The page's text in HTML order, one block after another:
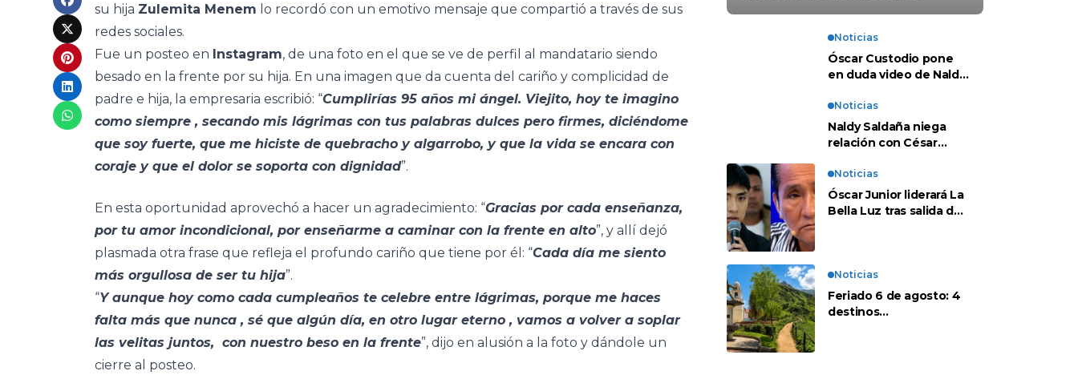
su hija Zulemita Menem lo recordó con un emotivo mensaje que compartió a través de sus
redes sociales.
Fue un posteo en Instagram, de una foto en el que se ve de perfil al mandatario siendo
besado en la frente por su hija. En una imagen que da cuenta del cariño y complicidad de
padre e hija, la empresaria escribió: “Cumplirías 95 años mi ángel. Viejito, hoy te imagino
como siempre , secando mis lágrimas con tus palabras dulces pero firmes, diciéndome
que soy fuerte, que me hiciste de quebracho y algarrobo, y que la vida se encara con
coraje y que el dolor se soporta con dignidad”.
En esta oportunidad aprovechó a hacer un agradecimiento: “Gracias por cada enseñanza,
por tu amor incondicional, por enseñarme a caminar con la frente en alto”, y allí dejó
plasmada otra frase que refleja el profundo cariño que tiene por él: “Cada día me siento
más orgullosa de ser tu hija”.
“Y aunque hoy como cada cumpleaños te celebre entre lágrimas, porque me haces
falta más que nunca , sé que algún día, en otro lugar eterno , vamos a volver a soplar
las velitas juntos, con nuestro beso en la frente”, dijo en alusión a la foto y dándole un
cierre al posteo.
Noticias
Óscar Custodio pone
en duda video de Naldy
que de repente se han
editado”
Noticias
Naldy Saldaña niega
relación con César
denunciar a su esposa:
“Es una difamación”
Noticias
Óscar Junior liderará La
Bella Luz tras salida de
Noticias
Feriado 6 de agosto: 4
destinos